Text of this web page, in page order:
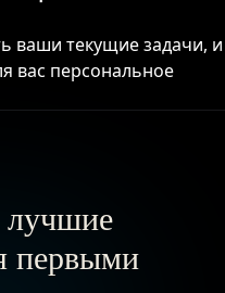
ваши текущие задачи, и
вас персональное
лучшие
первыми